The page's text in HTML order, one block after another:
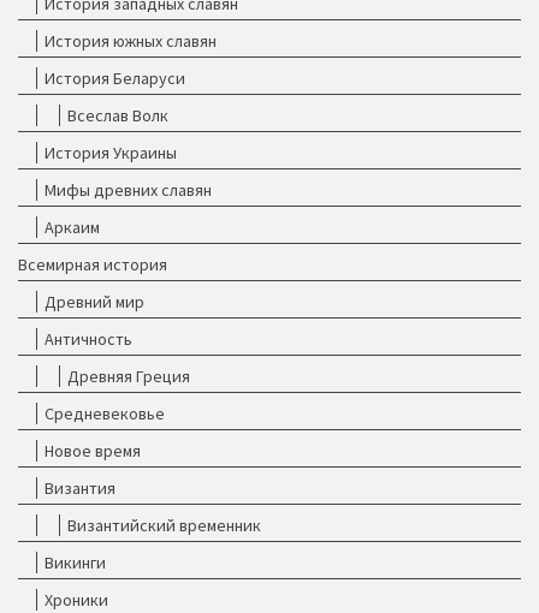
История южных славян
История Беларуси
Всеслав Волк
История Украины
Мифы древних славян
Аркаим
Всемирная история
Древний мир
Античность
Древняя Греция
Средневековье
Новое время
Византия
Византийский временник
Викинги
Хроники